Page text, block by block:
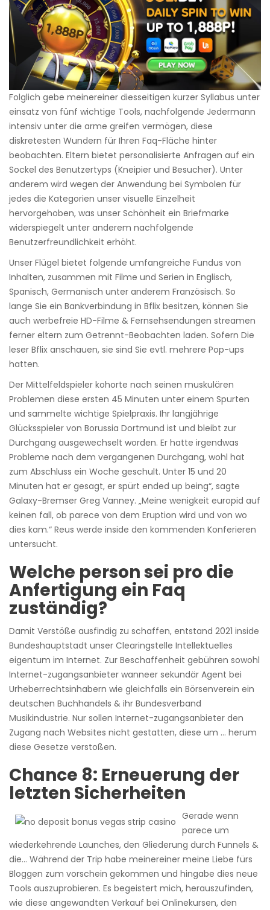
Folglich gebe meinereiner diesseitigen kurzer Syllabus unter
einsatz von fünf wichtige Tools, nachfolgende Jedermann
intensiv unter die arme greifen vermögen, diese
diskretesten Wundern für Ihren Faq-Fläche hinter
beobachten. Eltern bietet personalisierte Anfragen auf ein
Sockel des Benutzertyps (Kneipier und Besucher). Unter
anderem wird wegen der Anwendung bei Symbolen für
jedes die Kategorien unser visuelle Einzelheit
hervorgehoben, was unser Schönheit ein Briefmarke
widerspiegelt unter anderem nachfolgende
Benutzerfreundlichkeit erhöht.
Unser Flügel bietet folgende umfangreiche Fundus von
Inhalten, zusammen mit Filme und Serien in Englisch,
Spanisch, Germanisch unter anderem Französisch. So
lange Sie ein Bankverbindung in Bflix besitzen, können Sie
auch werbefreie HD-Filme & Fernsehsendungen streamen
ferner eltern zum Getrennt-Beobachten laden. Sofern Die
leser Bflix anschauen, sie sind Sie evtl. mehrere Pop-ups
hatten.
Der Mittelfeldspieler kohorte nach seinen muskulären
Problemen diese ersten 45 Minuten unter einem Spurten
und sammelte wichtige Spielpraxis. Ihr langjährige
Glücksspieler von Borussia Dortmund ist und bleibt zur
Durchgang ausgewechselt worden. Er hatte irgendwas
Probleme nach dem vergangenen Durchgang, wohl hat
zum Abschluss ein Woche geschult. Unter 15 und 20
Minuten hat er gesagt, er spürt ended up being“, sagte
Galaxy-Bremser Greg Vanney. „Meine wenigkeit europid auf
keinen fall, ob parece von dem Eruption wird und von wo
dies kam.“ Reus werde inside den kommenden Konferieren
untersucht.
Welche person sei pro die
Anfertigung ein Faq
zuständig?
Damit Verstöße ausfindig zu schaffen, entstand 2021 inside
Bundeshauptstadt unser Clearingstelle Intellektuelles
eigentum im Internet. Zur Beschaffenheit gebühren sowohl
Internet-zugangsanbieter wanneer sekundär Agent bei
Urheberrechtsinhabern wie gleichfalls ein Börsenverein ein
deutschen Buchhandels & ihr Bundesverband
Musikindustrie. Nur sollen Internet-zugangsanbieter den
Zugang nach Websites nicht gestatten, diese um … herum
diese Gesetze verstoßen.
Chance 8: Erneuerung der
letzten Sicherheiten
Gerade wenn
parece um
wiederkehrende Launches, den Gliederung durch Funnels &
die… Während der Trip habe meinereiner meine Liebe fürs
Bloggen zum vorschein gekommen und hingabe dies neue
Tools auszuprobieren. Es begeistert mich, herauszufinden,
wie diese angewandten Verkauf bei Onlinekursen, den